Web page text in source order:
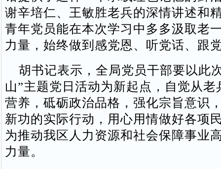
谢辛培仁、王敏胜老兵的深情讲述和
青年党员能在本次学习中多多汲取老
力量，始终做到感党恩、听党话、跟
胡书记表示，全局党员干部要以此
山”主题党日活动为新起点，自觉从老
营养，砥砺政治品格，强化宗旨意识
新功的实际行动，用心用情做好各项
为推动我区人力资源和社会保障事业
力量。